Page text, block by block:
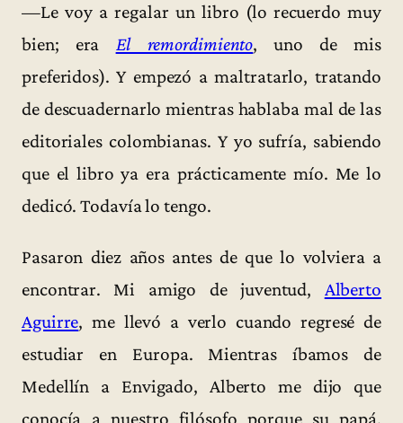
—Le voy a regalar un libro (lo recuerdo muy
bien; era El remordimiento, uno de mis
preferidos). Y empezó a maltratarlo, tratando
de descuadernarlo mientras hablaba mal de las
editoriales colombianas. Y yo sufría, sabiendo
que el libro ya era prácticamente mío. Me lo
dedicó. Todavía lo tengo.
Pasaron diez años antes de que lo volviera a
encontrar. Mi amigo de juventud, Alberto
Aguirre, me llevó a verlo cuando regresé de
estudiar en Europa. Mientras íbamos de
Medellín a Envigado, Alberto me dijo que